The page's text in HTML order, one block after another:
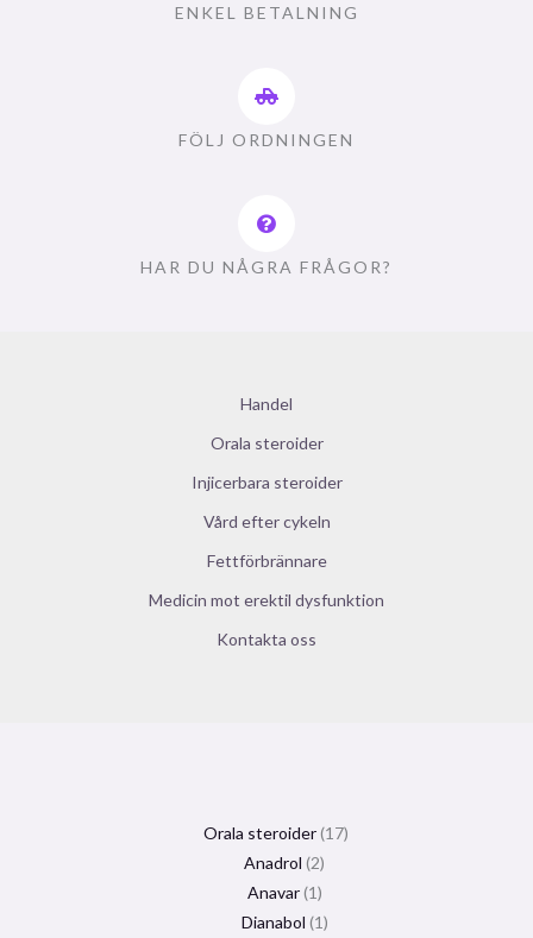
ENKEL BETALNING
FÖLJ ORDNINGEN
HAR DU NÅGRA FRÅGOR?
Handel
Orala steroider
Injicerbara steroider
Vård efter cykeln
Fettförbrännare
Medicin mot erektil dysfunktion
Kontakta oss
Orala steroider 17
Anadrol 2
Anavar 1
Dianabol 1